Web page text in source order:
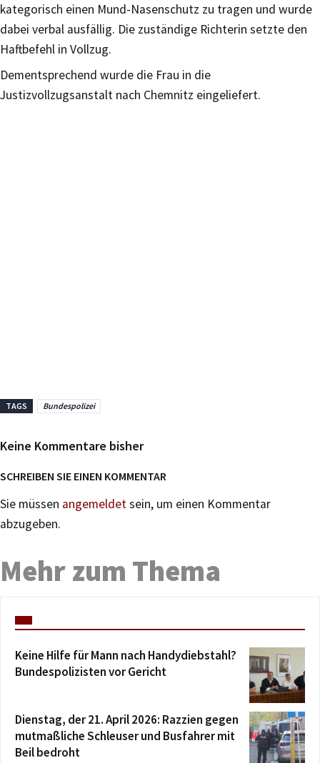
kategorisch einen Mund-Nasenschutz zu tragen und wurde
dabei verbal ausfällig. Die zuständige Richterin setzte den
Haftbefehl in Vollzug.
Dementsprechend wurde die Frau in die
Justizvollzugsanstalt nach Chemnitz eingeliefert.
TAGS Bundespolizei
Keine Kommentare bisher
SCHREIBEN SIE EINEN KOMMENTAR
Sie müssen angemeldetsein, um einen Kommentar
abzugeben.
Mehr zum Thema
Keine Hilfe für Mann nach Handydiebstahl?
Bundespolizisten vor Gericht
Dienstag, der 21. April 2026: Razzien gegen
mutmaßliche Schleuser und Busfahrer mit
Beil bedroht